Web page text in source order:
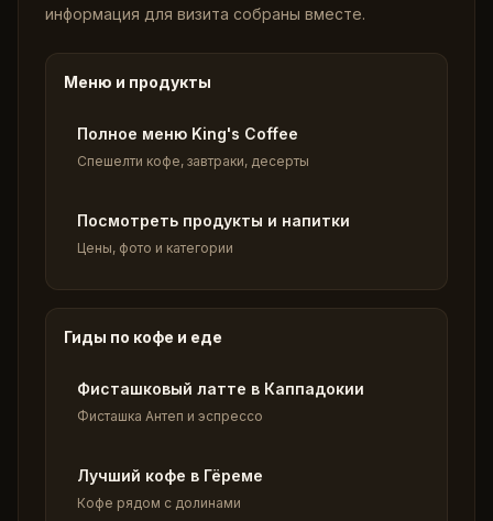
информация для визита собраны вместе.
Меню и продукты
Полное меню King's Coffee
Спешелти кофе, завтраки, десерты
Посмотреть продукты и напитки
Цены, фото и категории
Гиды по кофе и еде
Фисташковый латте в Каппадокии
Фисташка Антеп и эспрессо
Лучший кофе в Гёреме
Кофе рядом с долинами